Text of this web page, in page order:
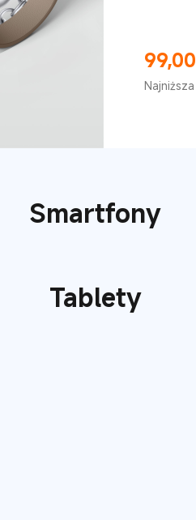
99,00
Current
Cena
Smartfony
Tablety